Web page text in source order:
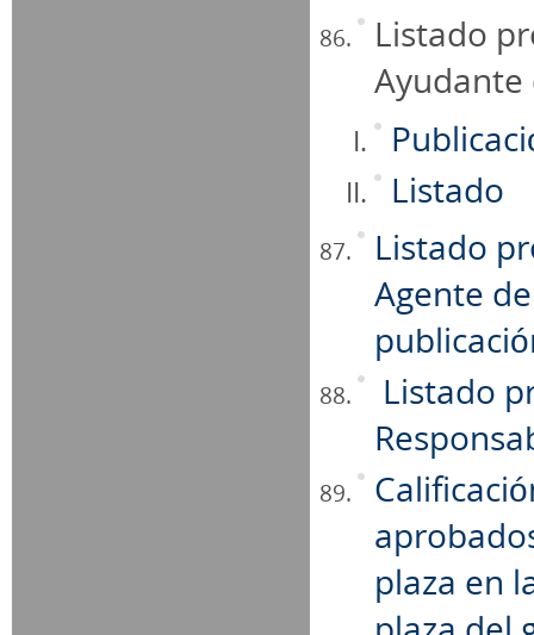
Listado
Ayudante
Listado
Listado
Agente
Listado
plaza en